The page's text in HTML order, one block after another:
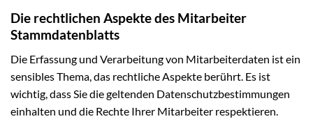
Die rechtlichen Aspekte des Mitarbeiter
Stammdatenblatts
Die Erfassung und Verarbeitung von Mitarbeiterdaten ist ein
sensibles Thema, das rechtliche Aspekte berührt. Es ist
wichtig, dass Sie die geltenden Datenschutzbestimmungen
einhalten und die Rechte Ihrer Mitarbeiter respektieren.